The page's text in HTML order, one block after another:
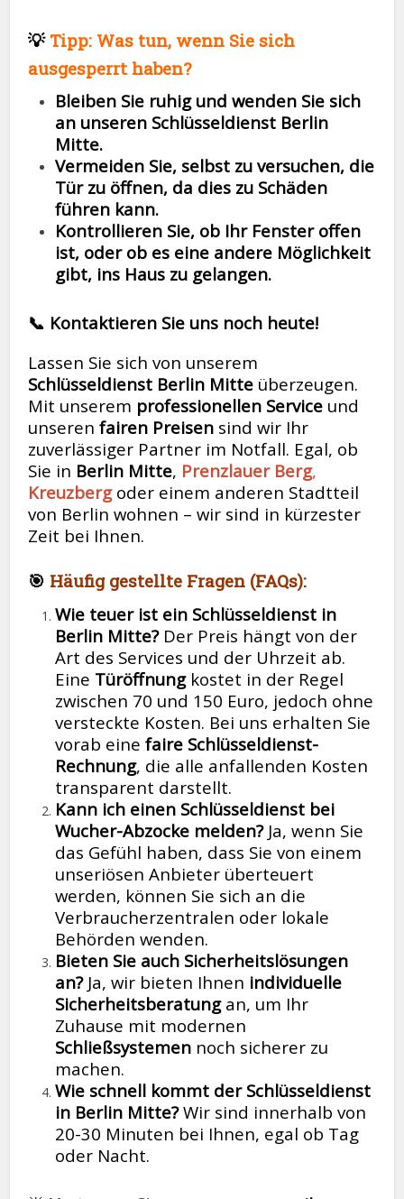
💡Tipp: Was tun, wenn Sie sich
ausgesperrt haben?
Bleiben Sie ruhig und wenden Sie sich
an unseren Schlüsseldienst Berlin
Mitte.
Vermeiden Sie, selbst zu versuchen, die
Tür zu öffnen, da dies zu Schäden
führen kann.
Kontrollieren Sie, ob Ihr Fenster offen
ist, oder ob es eine andere Möglichkeit
gibt, ins Haus zu gelangen.
📞 Kontaktieren Sie uns noch heute!
Lassen Sie sich von unserem
Schlüsseldienst Berlin Mitte überzeugen.
Mit unserem professionellen Service und
unserenfairen Preisen sind wir Ihr
zuverlässiger Partner im Notfall. Egal, ob
Sie in Berlin Mitte, Prenzlauer Berg,
Kreuzbergoder einem anderen Stadtteil
von Berlin wohnen – wir sind in kürzester
Zeit bei Ihnen.
🎯 Häufig gestellte Fragen (FAQs):
Wie teuer ist ein Schlüsseldienst in
Berlin Mitte?Der Preis hängt von der
Art des Services und der Uhrzeit ab.
Eine Türöffnungkostet in der Regel
zwischen 70 und 150 Euro, jedoch ohne
versteckte Kosten. Bei uns erhalten Sie
vorab einefaire Schlüsseldienst-
Rechnung, die alle anfallenden Kosten
transparent darstellt.
Kann ich einen Schlüsseldienst bei
Wucher-Abzocke melden?Ja, wenn Sie
das Gefühl haben, dass Sie von einem
unseriösen Anbieter überteuert
werden, können Sie sich an die
Verbraucherzentralen oder lokale
Behörden wenden.
Bieten Sie auch Sicherheitslösungen
an?Ja, wir bieten Ihnen individuelle
Sicherheitsberatungan, um Ihr
Zuhause mit modernen
Schließsystemen noch sicherer zu
machen.
Wie schnell kommt der Schlüsseldienst
in Berlin Mitte?Wir sind innerhalb von
20-30 Minuten bei Ihnen, egal ob Tag
oder Nacht.